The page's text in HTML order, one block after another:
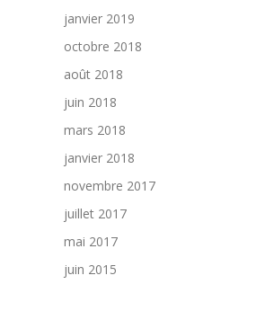
janvier 2019
octobre 2018
août 2018
juin 2018
mars 2018
janvier 2018
novembre 2017
juillet 2017
mai 2017
juin 2015